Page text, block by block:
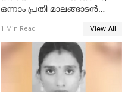
ഒന്നാം പ്രതി മാലങ്ങാടൻ
ഒരു ലക്ഷം രൂപ പിഴ
1 Min Read View All